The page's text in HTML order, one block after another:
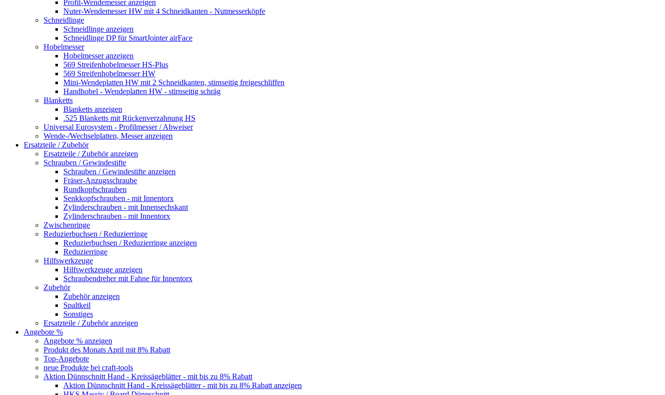
Profil-Wendemesser anzeigen
Nuter-Wendemesser HW mit 4 Schneidkanten - Nutmesserköpfe
Schneidlinge
Schneidlinge anzeigen
Schneidlinge DP für SmartJointer airFace
Hobelmesser
Hobelmesser anzeigen
569 Streifenhobelmesser HS-Plus
569 Streifenhobelmesser HW
Mini-Wendeplatten HW mit 2 Schneidkanten, stirnseitig freigeschliffen
Handhobel - Wendeplatten HW - stirnseitig schräg
Blanketts
Blanketts anzeigen
.525 Blanketts mit Rückenverzahnung HS
Universal Eurosystem - Profilmesser / Abweiser
Wende-/Wechselplatten, Messer anzeigen
Ersatzteile / Zubehör
Ersatzteile / Zubehör anzeigen
Schrauben / Gewindestifte
Schrauben / Gewindestifte anzeigen
Fräser-Anzugsschraube
Rundkopfschrauben
Senkkopfschrauben - mit Innentorx
Zylinderschrauben - mit Innensechskant
Zylinderschrauben - mit Innentorx
Zwischenringe
Reduzierbuchsen / Reduzierringe
Reduzierbuchsen / Reduzierringe anzeigen
Reduzierringe
Hilfswerkzeuge
Hilfswerkzeuge anzeigen
Schraubendreher mit Fahne für Innentorx
Zubehör
Zubehör anzeigen
Spaltkeil
Sonstiges
Ersatzteile / Zubehör anzeigen
Angebote %
Angebote % anzeigen
Produkt des Monats April mit 8% Rabatt
Top-Angebote
neue Produkte bei craft-tools
Aktion Dünnschnitt Hand - Kreissägeblätter - mit bis zu 8% Rabatt
Aktion Dünnschnitt Hand - Kreissägeblätter - mit bis zu 8% Rabatt anzeigen